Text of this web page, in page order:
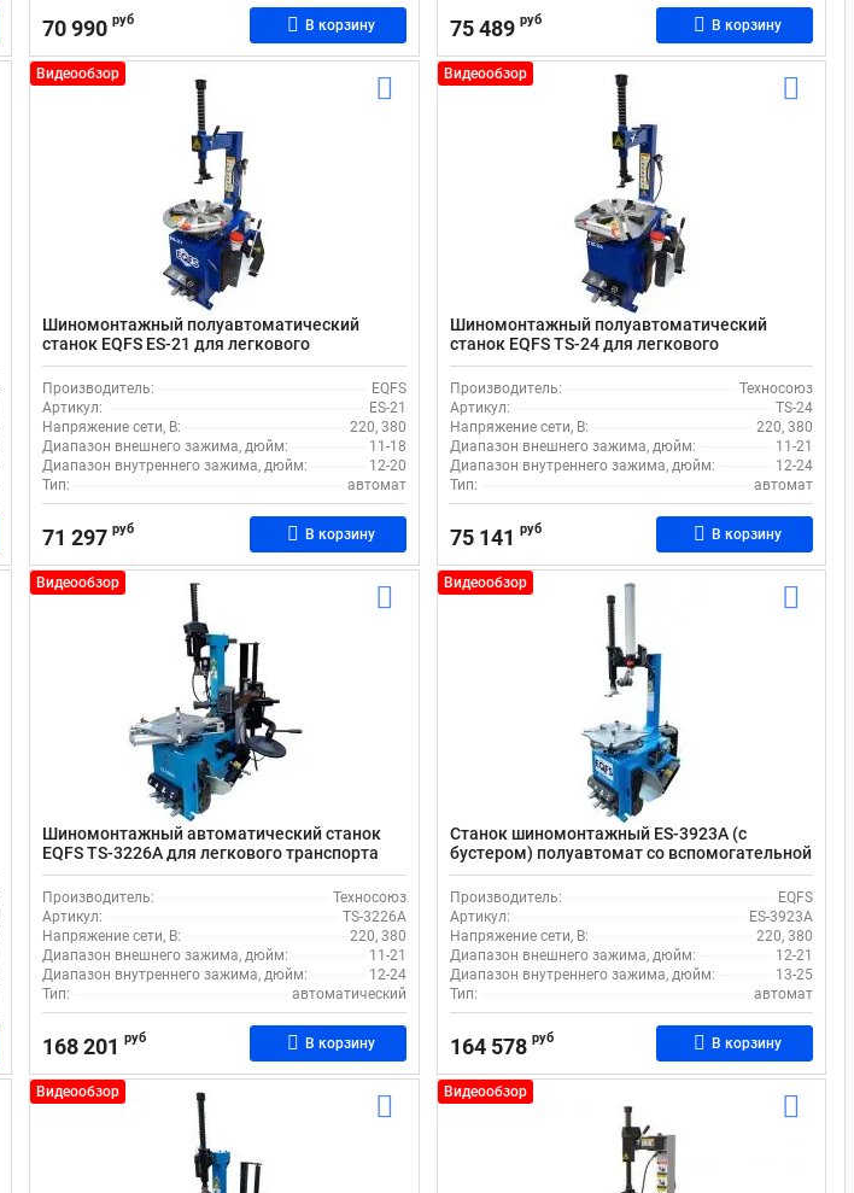
70 990 руб В корзину 75 489 руб В корзину
Видеообзор
Шиномонтажный полуавтоматический
станок EQFS ES-21 для легкового
транспорта
Производитель:
EQFS
Артикул:
ES-21
Напряжение сети, В:
220, 380
Диапазон внешнего зажима, дюйм:
11-18
Диапазон внутреннего зажима, дюйм:
12-20
Тип:
автомат
71 297 руб В корзину
Видеообзор
Шиномонтажный полуавтоматический
станок EQFS TS-24 для легкового
транспорта
Производитель:
Техносоюз
Артикул:
TS-24
Напряжение сети, В:
220, 380
Диапазон внешнего зажима, дюйм:
11-21
Диапазон внутреннего зажима, дюйм:
12-24
Тип:
автомат
75 141 руб В корзину
Видеообзор
Шиномонтажный автоматический станок
EQFS TS-3226A для легкового транспорта
Производитель:
Техносоюз
Артикул:
TS-3226A
Напряжение сети, В:
220, 380
Диапазон внешнего зажима, дюйм:
11-21
Диапазон внутреннего зажима, дюйм:
12-24
Тип:
автоматический
168 201 руб В корзину
Видеообзор
Станок шиномонтажный ES-3923A (с
бустером) полуавтомат со вспомогательной
рукой
Производитель:
EQFS
Артикул:
ES-3923A
Напряжение сети, В:
220, 380
Диапазон внешнего зажима, дюйм:
12-21
Диапазон внутреннего зажима, дюйм:
13-25
Тип:
автомат
164 578 руб В корзину
Видеообзор Видеообзор